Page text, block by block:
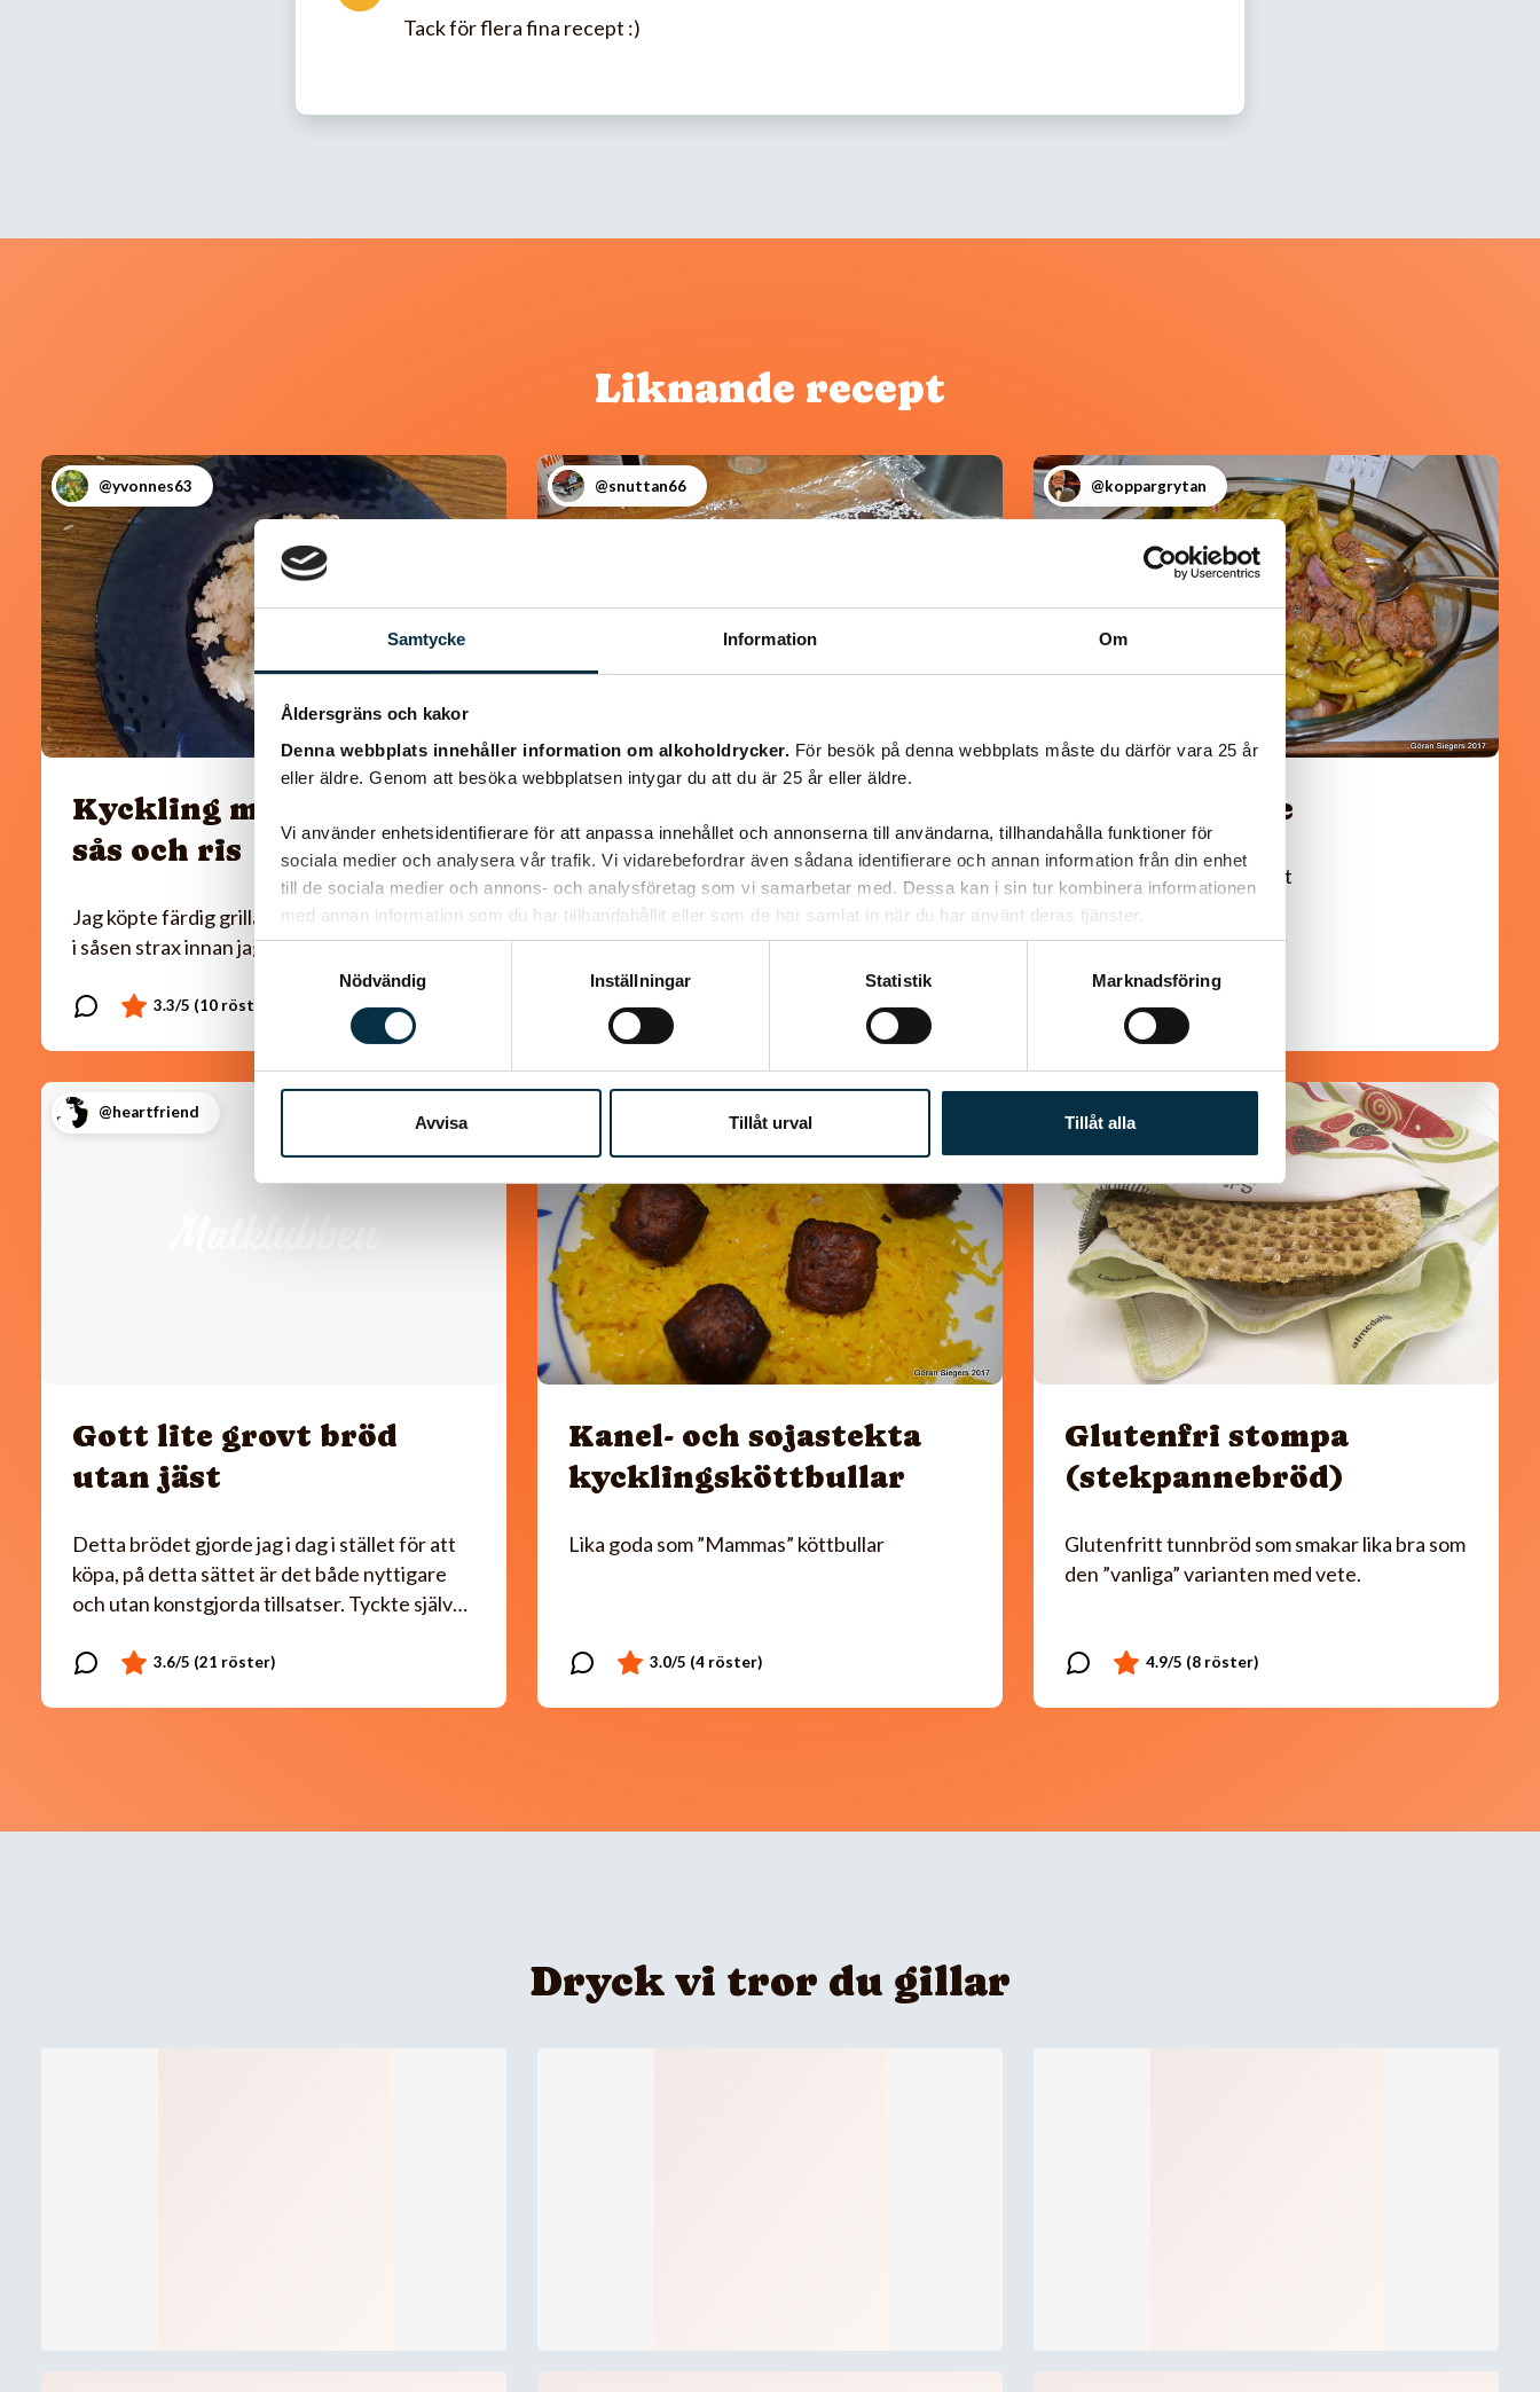
Samtycke Information Om
Åldersgräns och kakor
Denna webbplats innehåller information om alkoholdrycker. För besök på denna webbplats måste du därför vara 25 år
eller äldre. Genom att besöka webbplatsen intygar du att du är 25 år eller äldre.
Vi använder enhetsidentifierare för att anpassa innehållet och annonserna till användarna, tillhandahålla funktioner för
sociala medier och analysera vår trafik. Vi vidarebefordrar även sådana identifierare och annan information från din enhet
till de sociala medier och annons- och analysföretag som vi samarbetar med. Dessa kan i sin tur kombinera informationen
med annan information som du har tillhandahållit eller som de har samlat in när du har använt deras tjänster.
Samtyckesval
Nödvändig
Inställningar Statistik Marknadsföring
Avvisa Tillåt urval Tillåt alla
Tack för flera fina recept :)
Liknande recept
@yvonnes63
Kyckling med paprika
sås och ris
Jag köpte färdig grillad kyckling som jag la ner
i såsen strax innan jag serverade.
@snuttan66
Jättegod rulle som alla som har smakat den
älskar den. Väldigt lätt att göra dessutom. i
det receptet jag hittade så var det halva…
@koppargrytan
Turkisk köfte
En längtan till Turkisk mat
@heartfriend
Gott lite grovt bröd
utan jäst
Detta brödet gjorde jag i dag i stället för att
köpa, på detta sättet är det både nyttigare
och utan konstgjorda tillsatser. Tyckte själv…
Kanel- och sojastekta
kycklingsköttbullar
Lika goda som ”Mammas” köttbullar
@asaeon
Glutenfri stompa
(stekpannebröd)
Glutenfritt tunnbröd som smakar lika bra som
den ”vanliga” varianten med vete.
Dryck vi tror du gillar